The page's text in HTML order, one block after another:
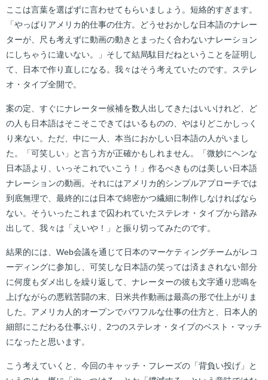
ここは言葉を選ばずに言わせてもらいましょう。短絡的すぎます。
「やっぱりアメリカ的仕事の仕方。どうせおかしな日本語のナレー
ターが、尺も考えずに動画の動きとまったく合わないナレーション
にしちゃうに違いない。」そして結局駄目だねということを証明し
て、日本で作り直しになる。我々はそう考えていたのです。ステレ
オ・タイプ全開で。
案の定、すぐにナレーター候補を数人出してきたはいいけれど、ど
の人も日本語はそこそこできてはいるものの、やはりどこかしっく
り来ない。ただ、中に一人、本当におかしい日本語の人がいまし
た。「可笑しい」と言う方が正確かもしれません。「微妙にヘンな
日本語より、いっそこれでいこう！」作るべきものは美しい日本語
ナレーションの動画。それにはアメリカ的シンプルアプローチでは
到底無理で、最終的には日本で綿密かつ繊細に制作しなければなら
ない。そういったこれまで囚われていたステレオ・タイプから踏み
出して、我々は「えいや！」と振り切ってみたのです。
結果的には、Web会議を通じて日本のマーケティングチームがレコ
ーディングに参加し、可笑しな日本語の笑っては済まされない部分
に何度もダメ出しを繰り返して、ナレーターの彼も文字通り悲鳴を
上げながらの悪戦苦闘の末、日米共作動画は最高の形で仕上がりま
した。アメリカ人的オープンでパワフルな仕事の仕方と、日本人的
細部にこだわる仕事ぶり、2つのステレオ・タイプのベスト・マッチ
になったと思います。
こう考えていくと、今回のキャッチ・フレーズの「背負い投げ」と